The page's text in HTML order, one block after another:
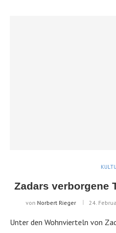
Zadars verborgene
von Norbert Rieger 24.
Unter den Wohnvierteln von